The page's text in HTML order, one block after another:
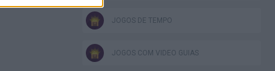
JOGOS DE TEMPO
JOGOS COM VIDEO GUIAS